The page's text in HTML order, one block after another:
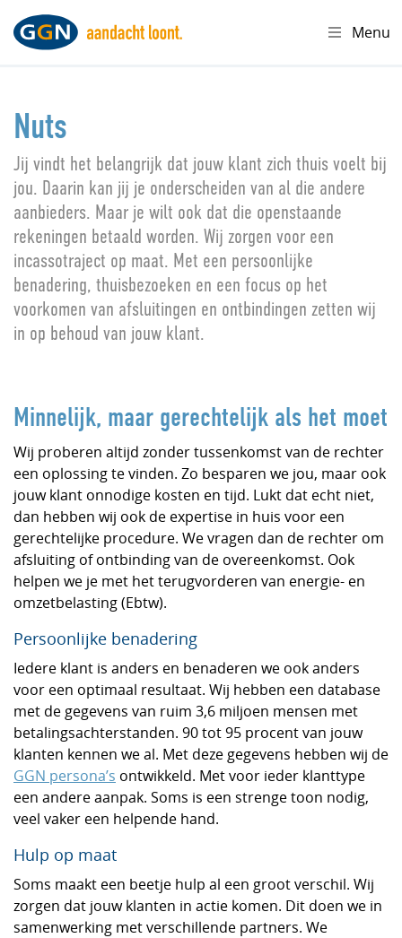
Menu
Nuts
Jij vindt het belangrijk dat jouw klant zich thuis voelt bij
jou. Daarin kan jij je onderscheiden van al die andere
aanbieders. Maar je wilt ook dat die openstaande
rekeningen betaald worden. Wij zorgen voor een
incassotraject op maat. Met een persoonlijke
benadering, thuisbezoeken en een focus op het
voorkomen van afsluitingen en ontbindingen zetten wij
in op behoud van jouw klant.
Minnelijk, maar gerechtelijk als het moet
Wij proberen altijd zonder tussenkomst van de rechter
een oplossing te vinden. Zo besparen we jou, maar ook
jouw klant onnodige kosten en tijd. Lukt dat echt niet,
dan hebben wij ook de expertise in huis voor een
gerechtelijke procedure. We vragen dan de rechter om
afsluiting of ontbinding van de overeenkomst. Ook
helpen we je met het terugvorderen van energie- en
omzetbelasting (Ebtw).
Persoonlijke benadering
Iedere klant is anders en benaderen we ook anders
voor een optimaal resultaat. Wij hebben een database
met de gegevens van ruim 3,6 miljoen mensen met
betalingsachterstanden. 90 tot 95 procent van jouw
klanten kennen we al. Met deze gegevens hebben wij de
GGN persona’s ontwikkeld. Met voor ieder klanttype
een andere aanpak. Soms is een strenge toon nodig,
veel vaker een helpende hand.
Hulp op maat
Soms maakt een beetje hulp al een groot verschil. Wij
zorgen dat jouw klanten in actie komen. Dit doen we in
samenwerking met verschillende partners. We